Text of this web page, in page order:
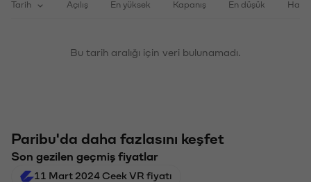
Tarih Açılış En yüksek Kapanış En düşük
Bu tarih aralığı için veri bulunamadı.
Paribu'da daha fazlasını keşfet
Son gezilen geçmiş fiyatlar
11 Mart 2024 Ceek VR fiyatı